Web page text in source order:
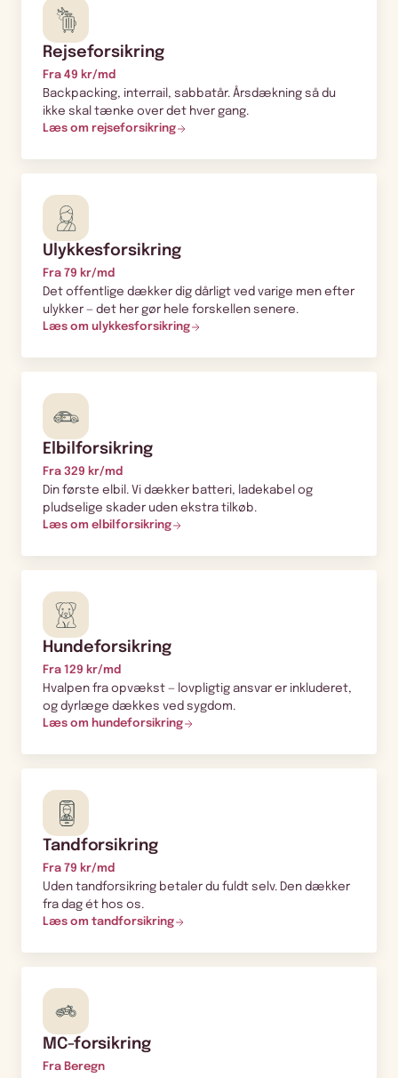
Rejseforsikring
Fra 49 kr/md
Backpacking, interrail, sabbatår. Årsdækning så du
ikke skal tænke over det hver gang.
Læs om rejseforsikring
Ulykkesforsikring
Fra 79 kr/md
Det offentlige dækker dig dårligt ved varige men efter
ulykker — det her gør hele forskellen senere.
Læs om ulykkesforsikring
Elbilforsikring
Fra 329 kr/md
Din første elbil. Vi dækker batteri, ladekabel og
pludselige skader uden ekstra tilkøb.
Læs om elbilforsikring
Hundeforsikring
Fra 129 kr/md
Hvalpen fra opvækst — lovpligtig ansvar er inkluderet,
og dyrlæge dækkes ved sygdom.
Læs om hundeforsikring
Tandforsikring
Fra 79 kr/md
Uden tandforsikring betaler du fuldt selv. Den dækker
fra dag ét hos os.
Læs om tandforsikring
MC-forsikring
Fra Beregn